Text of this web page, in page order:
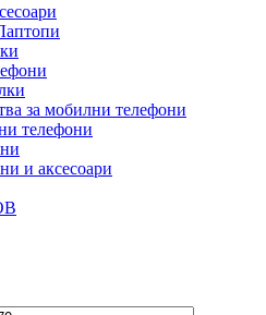
за мобилни телефони
телефони
и аксесоари